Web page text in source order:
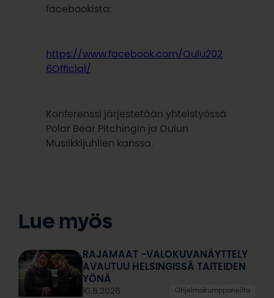
facebookista:
https://www.facebook.com/Oulu202
6Official/
Konferenssi järjestetään yhteistyössä
Polar Bear Pitchingin ja Oulun
Musiikkijuhlien kanssa.
Lue myös
RAJAMAAT -VALOKUVANÄYTTELY
AVAUTUU HELSINGISSÄ TAITEIDEN
YÖNÄ
10.8.2026 Ohjelmakumppaneilta